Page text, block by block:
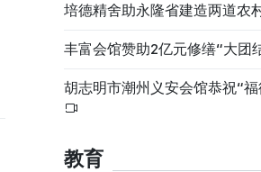
培德精舍助永隆省建造两道农
丰富会馆赞助2亿元修缮“大团
胡志明市潮州义安会馆恭祝“
教育